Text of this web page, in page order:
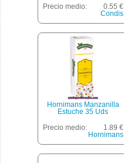
Precio medio:
0.55 €
Condis
Hornimans Manzanilla
Estuche 35 Uds
Precio medio:
1.89 €
Hornimans